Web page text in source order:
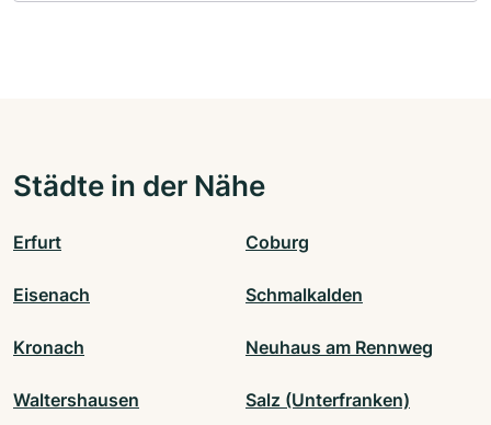
Städte in der Nähe
Erfurt Coburg
Eisenach Schmalkalden
Kronach Neuhaus am Rennweg
Waltershausen Salz (Unterfranken)